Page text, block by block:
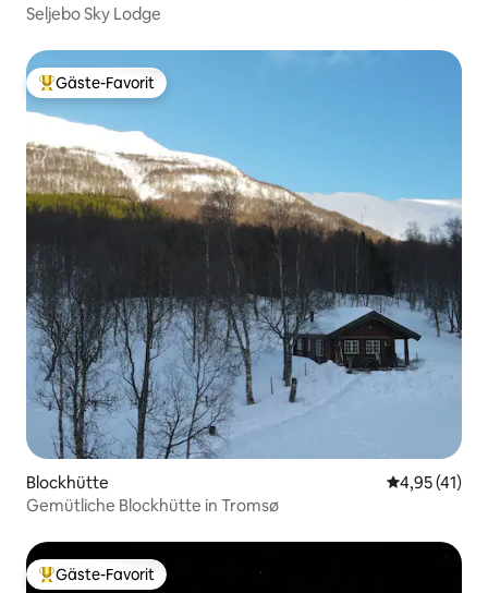
Seljebo Sky Lodge
Beliebter Gäste-Favorit.
Gäste-Favorit
Blockhütte
4,95 (41)
Gemütliche Blockhütte in Tromsø
Beliebter Gäste-Favorit.
Gäste-Favorit